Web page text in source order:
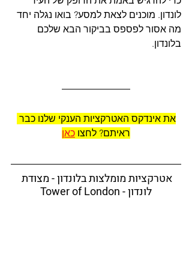
לונדון. מוכנים לצאת למסע? בואו נגלה יחד
מה אסור לפספס בביקור הבא שלכם
בלונדון.
את אינדקס האטרקציות הענקי שלנו כבר
ראיתם? לחצו כאן
אטרקציות מומלצות בלונדון - מצודת
לונדון - Tower of London